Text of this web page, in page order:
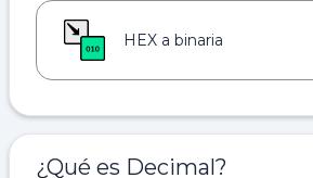
HEX a binaria
¿Qué es Decimal?